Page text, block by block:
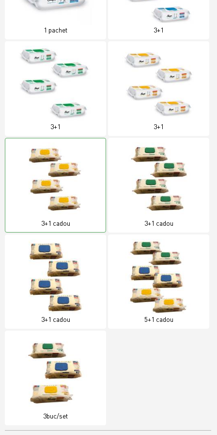
1 pachet 3+1
3+1 3+1
3+1 cadou 3+1 cadou
3+1 cadou 5+1 cadou
3buc/set